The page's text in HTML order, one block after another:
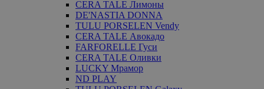
CERA TALE Лимоны
DE'NASTIA DONNA
TULU PORSELEN Vendy
CERA TALE Авокадо
FARFORELLE Гуси
CERA TALE Оливки
LUCKY Мрамор
ND PLAY